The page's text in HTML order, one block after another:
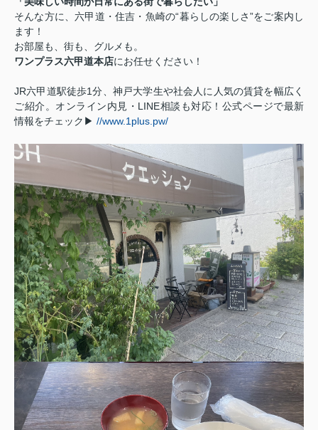
そんな方に、六甲道・住吉・魚崎の“暮らしの楽しさ”をご案内し
ます！
お部屋も、街も、グルメも。
ワンプラス六甲道本店にお任せください！
JR六甲道駅徒歩1分、神戸大学生や社会人に人気の賃貸を幅広く
ご紹介。オンライン内見・LINE相談も対応！公式ページで最新
情報をチェック▶ //www.1plus.pw/